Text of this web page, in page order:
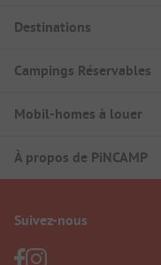
Destinations
Campings Réservables
Mobil-homes à louer
À propos de PiNCAMP
Suivez-nous